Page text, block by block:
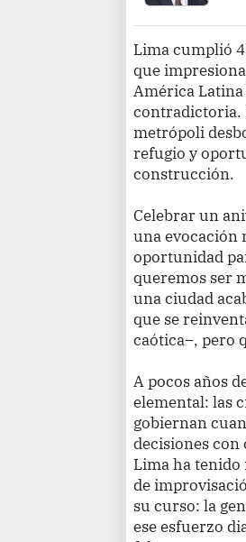
Lima cumplió
que impresiona
América
contradictoria.
metrópoli
refugio y
construcción.
Celebrar un
una evocación
oportunidad
queremos ser
una ciudad
que se
caótica–, pero
A pocos años
elemental: las
gobiernan
decisiones con
Lima ha
de
su curso: la
ese esfuerzo